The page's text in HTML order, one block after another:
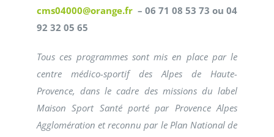
cms04000@orange.fr – 06 71 08 53 73 ou 04
92 32 05 65
Tous ces programmes sont mis en place par le
centre médico-sportif des Alpes de Haute-
Provence, dans le cadre des missions du label
Maison Sport Santé porté par Provence Alpes
Agglomération et reconnu par le Plan National de